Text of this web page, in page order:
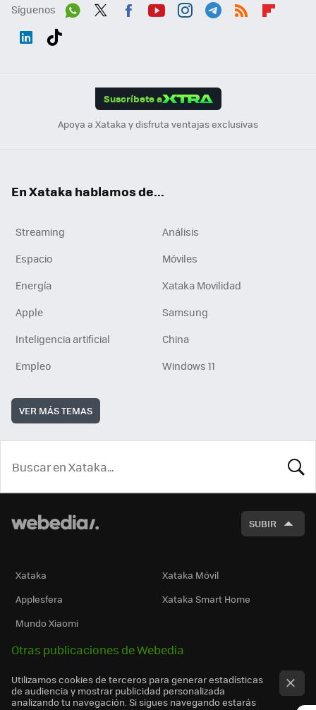
Síguenos
Suscríbete a
Apoya a Xataka y disfruta ventajas exclusivas
En Xataka hablamos de...
Streaming
Análisis
Espacio
Móviles
Energía
Xataka Movilidad
Apple
Samsung
Inteligencia artificial
China
Empleo
Windows 11
VER MÁS TEMAS
SUBIR
Xataka
Xataka Móvil
Applesfera
Xataka Smart Home
Mundo Xiaomi
Otras publicaciones de Webedia
Utilizamos cookies de terceros para generar estadísticas
de audiencia y mostrar publicidad personalizada
analizando tu navegación. Si sigues navegando estarás